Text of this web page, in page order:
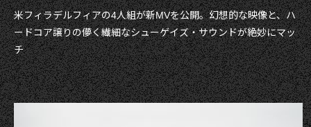
米フィラデルフィアの4人組が新MVを公開。幻想的な映像と、ハ
ードコア譲りの儚く繊細なシューゲイズ・サウンドが絶妙にマッ
チ